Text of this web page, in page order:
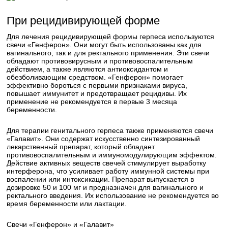
При рецидивирующей форме
Для лечения рецидивирующей формы герпеса используются
свечи «Генферон». Они могут быть использованы как для
вагинального, так и для ректального применения. Эти свечи
обладают противовирусным и противовоспалительным
действием, а также являются антиоксидантом и
обезболивающим средством. «Генферон» помогает
эффективно бороться с первыми признаками вируса,
повышает иммунитет и предотвращает рецидивы. Их
применение не рекомендуется в первые 3 месяца
беременности.
Для терапии генитального герпеса также применяются свечи
«Галавит». Они содержат искусственно синтезированный
лекарственный препарат, который обладает
противовоспалительным и иммуномодулирующим эффектом.
Действие активных веществ свечей стимулирует выработку
интерферона, что усиливает работу иммунной системы при
воспалении или интоксикации. Препарат выпускается в
дозировке 50 и 100 мг и предназначен для вагинального и
ректального введения. Их использование не рекомендуется во
время беременности или лактации.
Свечи «Генферон» и «Галавит»